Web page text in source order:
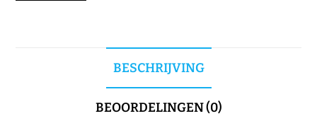
BESCHRIJVING
BEOORDELINGEN (0)